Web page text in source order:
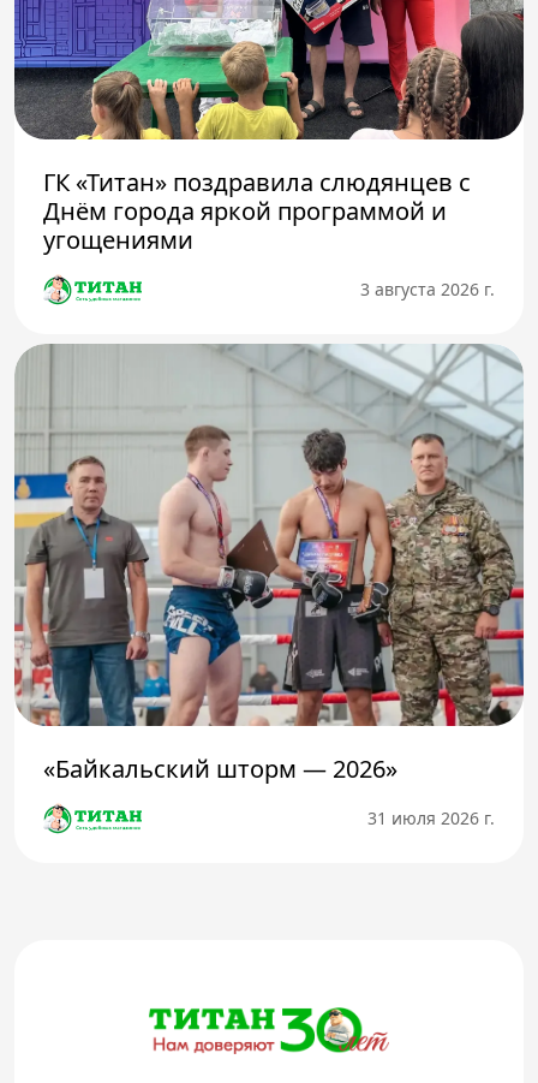
ГК «Титан» поздравила слюдянцев с
Днём города яркой программой и
угощениями
3 августа 2026 г.
«Байкальский шторм — 2026»
31 июля 2026 г.